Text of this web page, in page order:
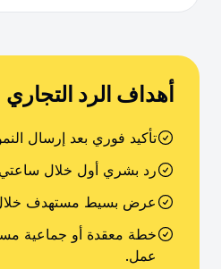
أهداف الرد التجاري
تأكيد فوري بعد إرسال
رد بشري أول خلال
عرض بسيط مستهدف خلال 24 ساعة
عمل.